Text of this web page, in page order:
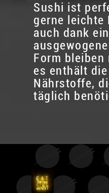
Sushi ist
gerne leichte
auch dank
Form bleiben
es enthält
Nährstoffe,
täglich